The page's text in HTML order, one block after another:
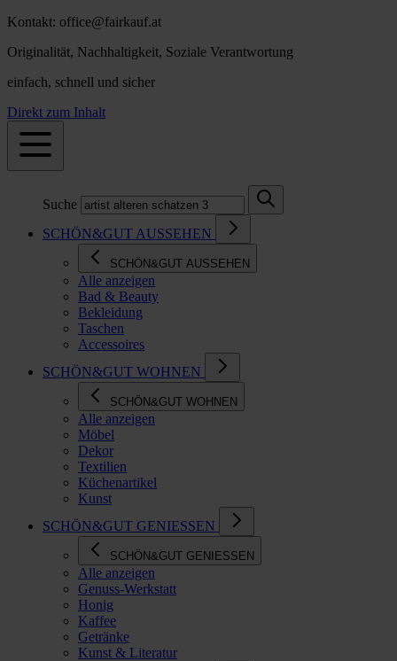
Kontakt: office@fairkauf.at
Originalität, Nachhaltigkeit, Soziale Verantwortung
einfach, schnell und sicher
Direkt zum Inhalt
Suche
SCHÖN&GUT AUSSEHEN
SCHÖN&GUT AUSSEHEN
Alle anzeigen
Bad & Beauty
Bekleidung
Taschen
Accessoires
SCHÖN&GUT WOHNEN
SCHÖN&GUT WOHNEN
Alle anzeigen
Möbel
Dekor
Textilien
Küchenartikel
Kunst
SCHÖN&GUT GENIESSEN
SCHÖN&GUT GENIESSEN
Alle anzeigen
Genuss-Werkstatt
Honig
Kaffee
Getränke
Kunst & Literatur